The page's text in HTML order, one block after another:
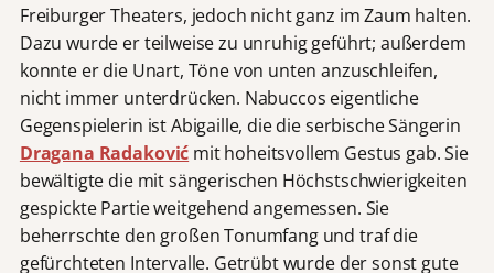
Freiburger Theaters, jedoch nicht ganz im Zaum halten.
Dazu wurde er teilweise zu unruhig geführt; außerdem
konnte er die Unart, Töne von unten anzuschleifen,
nicht immer unterdrücken. Nabuccos eigentliche
Gegenspielerin ist Abigaille, die die serbische Sängerin
Dragana Radaković mit hoheitsvollem Gestus gab. Sie
bewältigte die mit sängerischen Höchstschwierigkeiten
gespickte Partie weitgehend angemessen. Sie
beherrschte den großen Tonumfang und traf die
gefürchteten Intervalle. Getrübt wurde der sonst gute